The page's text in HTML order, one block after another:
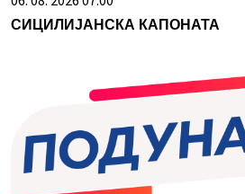
СИЦИЛИЈАНСКА КАПОНАТА